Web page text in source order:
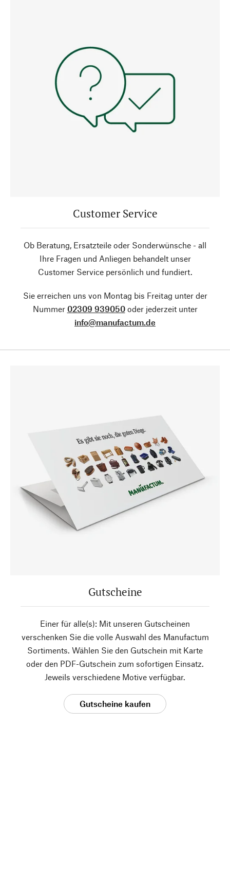
Customer Service
Ob Beratung, Ersatzteile oder Sonderwünsche - all
Ihre Fragen und Anliegen behandelt unser
Customer Service persönlich und fundiert.
Sie erreichen uns von Montag bis Freitag unter der
Nummer 02309 939050oder jederzeit unter
info@manufactum.de
Gutscheine
Einer für alle(s): Mit unseren Gutscheinen
verschenken Sie die volle Auswahl des Manufactum
Sortiments. Wählen Sie den Gutschein mit Karte
oder den PDF-Gutschein zum sofortigen Einsatz.
Jeweils verschiedene Motive verfügbar.
Gutscheine kaufen